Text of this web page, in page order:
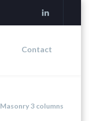
Contact
Masonry 3 columns